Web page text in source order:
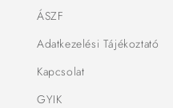
ÁSZF
Adatkezelési Tájékoztató
Kapcsolat
GYIK